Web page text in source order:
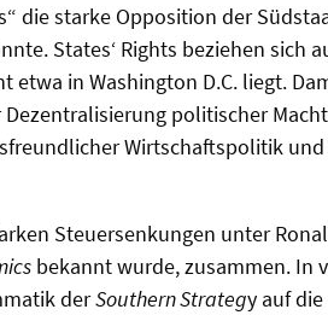
die starke Opposition der
States‘ Rights beziehen sich
in Washington D.C. liegt.
politischer
Wirtschaftspolitik
Steuersenkungen unter
bekannt wurde, zusammen. In
derSouthern Strategy auf